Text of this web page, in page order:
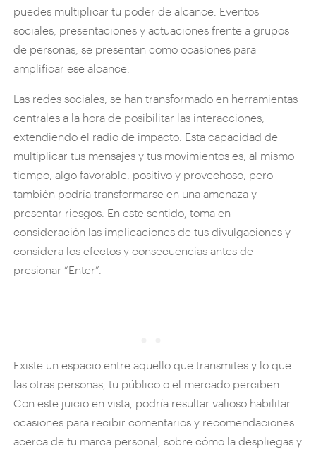
puedes multiplicar tu poder de alcance. Eventos
sociales, presentaciones y actuaciones frente a grupos
de personas, se presentan como ocasiones para
amplificar ese alcance.
Las redes sociales, se han transformado en herramientas
centrales a la hora de posibilitar las interacciones,
extendiendo el radio de impacto. Esta capacidad de
multiplicar tus mensajes y tus movimientos es, al mismo
tiempo, algo favorable, positivo y provechoso, pero
también podría transformarse en una amenaza y
presentar riesgos. En este sentido, toma en
consideración las implicaciones de tus divulgaciones y
considera los efectos y consecuencias antes de
presionar “Enter”.
Existe un espacio entre aquello que transmites y lo que
las otras personas, tu público o el mercado perciben.
Con este juicio en vista, podría resultar valioso habilitar
ocasiones para recibir comentarios y recomendaciones
acerca de tu marca personal, sobre cómo la despliegas y